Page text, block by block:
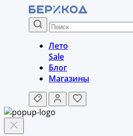
Лето
Sale
Блог
Магазины